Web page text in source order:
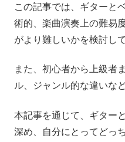
この記事では、ギターと
術的、楽曲演奏上の難易
がより難しいかを検討し
また、初心者から上級者
ル、ジャンル的な違いな
本記事を通じて、ギター
深め、自分にとってどっ